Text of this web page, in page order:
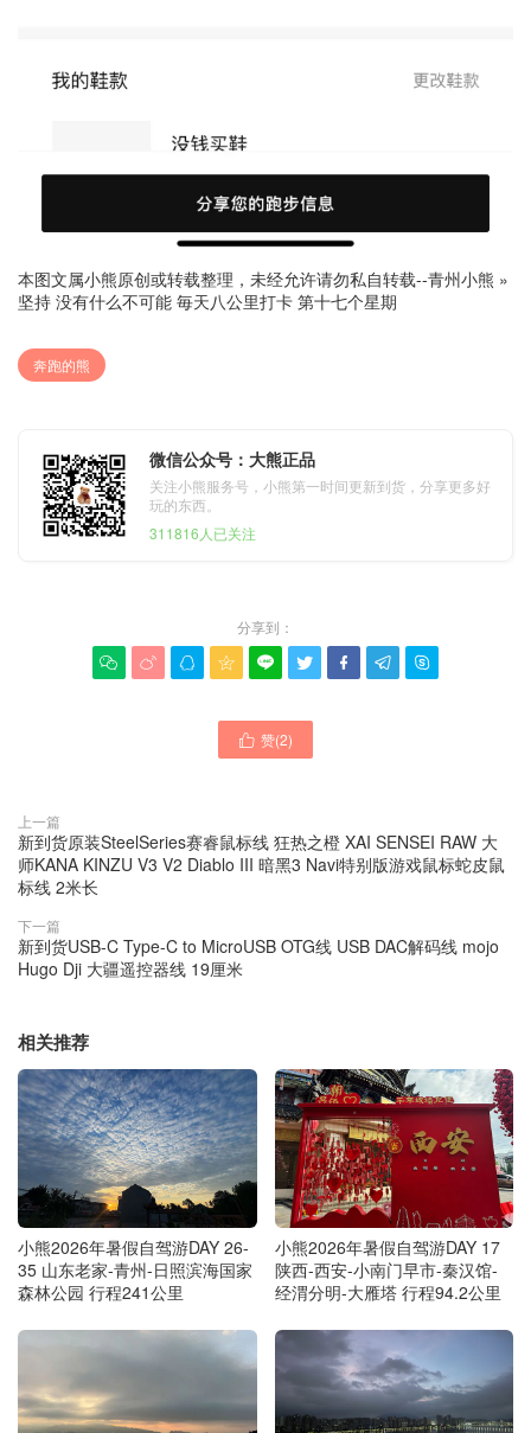
本图文属小熊原创或转载整理，未经允许请勿私自转载--青州小熊 »
坚持 没有什么不可能 毎天八公里打卡 第十七个星期
奔跑的熊
微信公众号：大熊正品
关注小熊服务号，小熊第一时间更新到货，分享更多好
玩的东西。
311816人已关注
分享到：
        
 赞(2)
上一篇
新到货原装SteelSeries赛睿鼠标线 狂热之橙 XAI SENSEI RAW 大
师KANA KINZU V3 V2 Diablo III 暗黑3 Navi特别版游戏鼠标蛇皮鼠
标线 2米长
下一篇
新到货USB-C Type-C to MicroUSB OTG线 USB DAC解码线 mojo
Hugo Dji 大疆遥控器线 19厘米
相关推荐
小熊2026年暑假自驾游DAY 26-
35 山东老家-青州-日照滨海国家
森林公园 行程241公里
小熊2026年暑假自驾游DAY 17
陕西-西安-小南门早市-秦汉馆-
经渭分明-大雁塔 行程94.2公里